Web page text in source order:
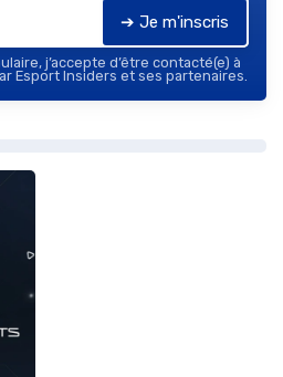
➔ Je m'inscris
j’accepte d’être contacté(e) à
Esport Insiders et ses partenaires.